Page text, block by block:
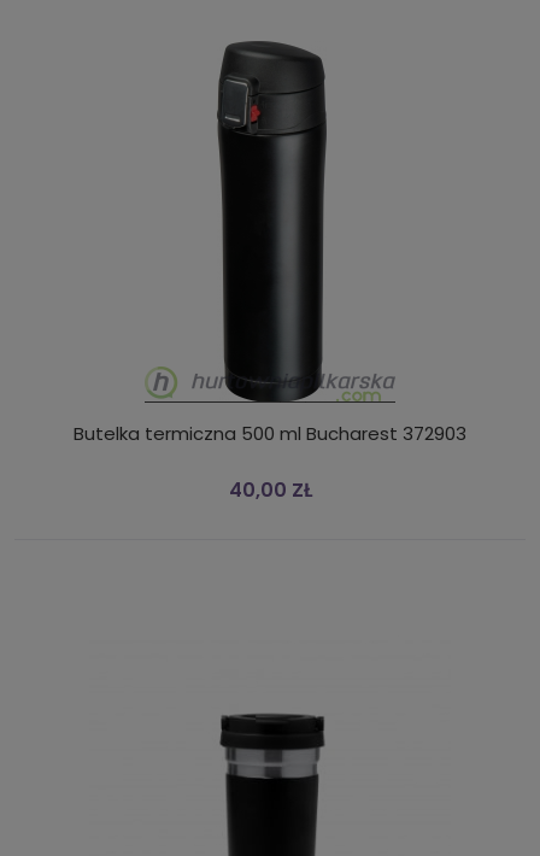
Butelka termiczna 500 ml Bucharest 372903
40,00 ZŁ